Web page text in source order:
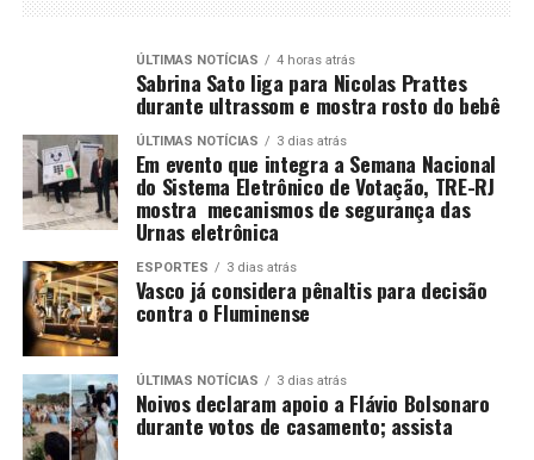
ÚLTIMAS NOTÍCIAS 4 horas atrás
Sabrina Sato liga para Nicolas Prattes
durante ultrassom e mostra rosto do bebê
ÚLTIMAS NOTÍCIAS 3 dias atrás
Em evento que integra a Semana Nacional
do Sistema Eletrônico de Votação, TRE-RJ
mostra mecanismos de segurança das
Urnas eletrônica
ESPORTES 3 dias atrás
Vasco já considera pênaltis para decisão
contra o Fluminense
ÚLTIMAS NOTÍCIAS 3 dias atrás
Noivos declaram apoio a Flávio Bolsonaro
durante votos de casamento; assista